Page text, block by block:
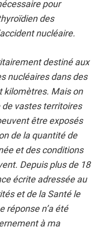
pour
des
nucléaire.
destiné aux
nucléaires dans des
kilomètres. Mais on
de vastes territoires
être exposés
de la quantité de
et des conditions
Depuis plus de 18
écrite adressée au
et de la Santé le
réponse n’a été
à ma